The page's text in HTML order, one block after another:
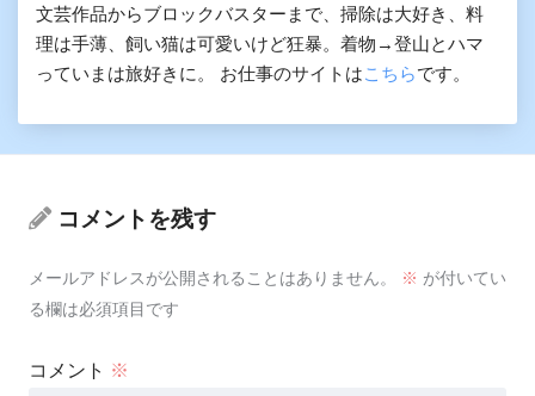
文芸作品からブロックバスターまで、掃除は大好き、料
理は手薄、飼い猫は可愛いけど狂暴。着物→登山とハマ
っていまは旅好きに。 お仕事のサイトはこちらです。
コメントを残す
メールアドレスが公開されることはありません。 ※ が付いてい
る欄は必須項目です
コメント ※